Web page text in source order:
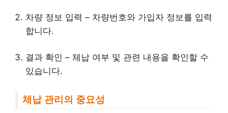
차량 정보 입력 – 차량번호와 가입자 정보를 입력
합니다.
결과 확인 – 체납 여부 및 관련 내용을 확인할 수
있습니다.
체납 관리의 중요성